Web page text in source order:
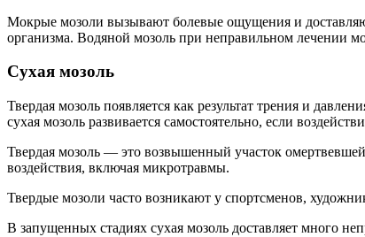
Мокрые мозоли вызывают болевые ощущения и
организма. Водяной мозоль при неправильном лечении
Сухая мозоль
Твердая мозоль появляется как результат трения и
сухая мозоль развивается самостоятельно, если
Твердая мозоль — это возвышенный участок
воздействия, включая микротравмы.
Твердые мозоли часто возникают у спортсменов,
В запущенных стадиях сухая мозоль доставляет много